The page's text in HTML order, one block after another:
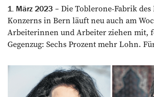
1. März 2023
Die Toblerone-Fabrik des
Konzerns in Bern läuft neu auch am
Arbeiterinnen und Arbeiter ziehen mit,
Gegenzug: Sechs Prozent mehr Lohn.